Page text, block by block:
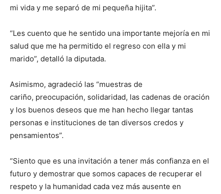
mi vida y me separó de mi pequeña hijita”.
“Les cuento que he sentido una importante mejoría en mi
salud que me ha permitido el regreso con ella y mi
marido”, detalló la diputada.
Asimismo, agradeció las “muestras de
cariño, preocupación, solidaridad, las cadenas de oración
y los buenos deseos que me han hecho llegar tantas
personas e instituciones de tan diversos credos y
pensamientos”.
“Siento que es una invitación a tener más confianza en el
futuro y demostrar que somos capaces de recuperar el
respeto y la humanidad cada vez más ausente en